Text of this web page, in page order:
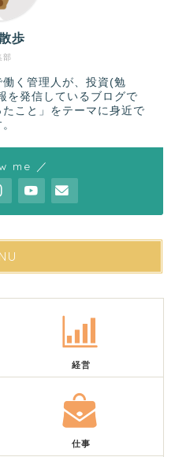
部
歩
働く管理人が、投資(勉
を発信しているブログで
こと」をテーマに身近で
me ／
経営
仕事